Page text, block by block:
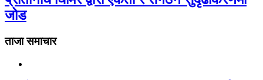
जोड
ताजा समाचार